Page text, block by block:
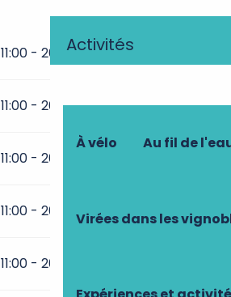
Activités
À vélo Au fil de
Virées dans les
11:00 - 20:00
11:00 - 20:00
11:00 - 20:00
11:00 - 20:00
11:00 - 20:00